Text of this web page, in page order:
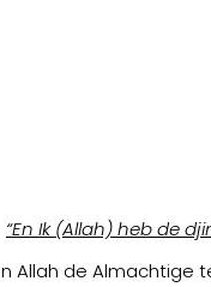
“En Ik (Allah) heb de
Allah de Almachtige